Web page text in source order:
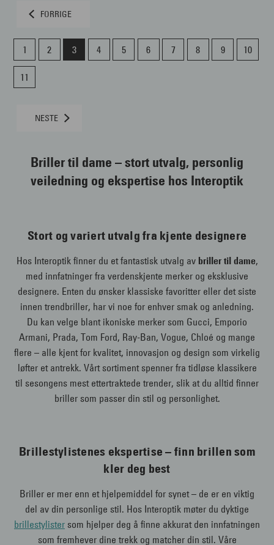
FORRIGE
1 2 3 4 5 6 7 8 9 10
11
NESTE
Briller til dame – stort utvalg, personlig
veiledning og ekspertise hos Interoptik
Stort og variert utvalg fra kjente designere
Hos Interoptik finner du et fantastisk utvalg av briller til dame,
med innfatninger fra verdenskjente merker og eksklusive
designere. Enten du ønsker klassiske favoritter eller det siste
innen trendbriller, har vi noe for enhver smak og anledning.
Du kan velge blant ikoniske merker som Gucci, Emporio
Armani, Prada, Tom Ford, Ray-Ban, Vogue, Chloé og mange
flere – alle kjent for kvalitet, innovasjon og design som virkelig
løfter et antrekk. Vårt sortiment spenner fra tidløse klassikere
til sesongens mest ettertraktede trender, slik at du alltid finner
briller som passer din stil og personlighet.
Brillestylistenes ekspertise – finn brillen som
kler deg best
Briller er mer enn et hjelpemiddel for synet – de er en viktig
del av din personlige stil. Hos Interoptik møter du dyktige
brillestylister som hjelper deg å finne akkurat den innfatningen
som fremhever dine trekk og matcher din stil. Våre